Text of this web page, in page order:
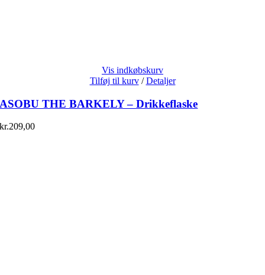
Vis indkøbskurv
Tilføj til kurv / Detaljer
ASOBU THE BARKELY – Drikkeflaske
kr.209,00